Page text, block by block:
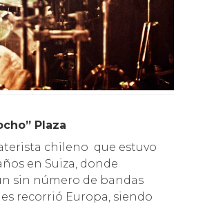
Plaza
chileno que estuvo
en Suiza, donde
sin número de bandas
recorrió Europa, siendo